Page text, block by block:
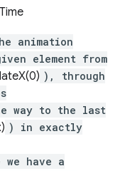
animation
element from
), through
way to the last
) in exactly
have a